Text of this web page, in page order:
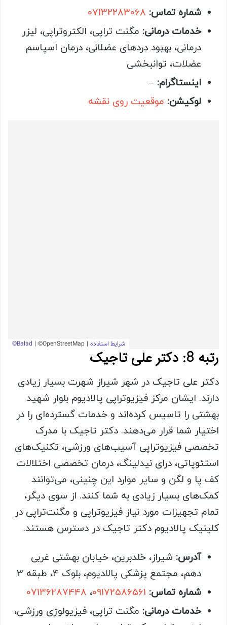
شماره تماس: 07132283068
خدمات درمانی: مگنت تراپی، الکتروتراپی، لیزر
درمانی، بهبود دردهای عضلانی، درمان اسپاسم
عضلات، توانبخشی
اینستاگرام: –
لوکیشن: موقعیت روی نقشه
رتبه 8: دکتر علی تاجیک
دکتر علی تاجیک در شهر شیراز شهرت بسیار زیادی
دارند. ایشان مرکز فیزیوتراپی پالادیوم بلوار شهید
بهشتی را تاسیس کرده‌اند و خدمات گسترده‌ای را در
اختیار شما قرار می‌دهند. دکتر تاجیک با مدرک
تخصصی فیزیوتراپی آسیب‌های ورزشی، تکنیک‌های
استئوپاتی، درای نیدلینگ، درمان تخصصی اختلالات
کف پا و لگن و سایر موارد این چنینی، می‌توانند
کمک‌های بسیار زیادی به شما کنند. از سوی دیگر،
تمام تجهیزات مورد نیاز فیزیوتراپی و مگنت‌تراپی در
کلینیک پالادیوم دکتر تاجیک در دسترس هستند.
آدرس: شیراز، خلدبرین، خیابان بهشتی غربی
دهم، مجتمع پزشکی پالادیوم، بلوک 4، طبقه 3
شماره تماس: 09172586561، 07136287448
خدمات درمانی: مگنت تراپی، فیزیولوژی ورزشی،